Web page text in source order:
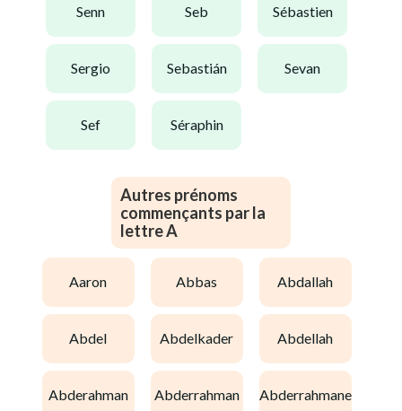
senn seb sébastien
sergio sebastián sevan
sef séraphin
Autres prénoms
commençants par la
lettre A
aaron abbas abdallah
abdel abdelkader abdellah
abderahman abderrahman abderrahmane